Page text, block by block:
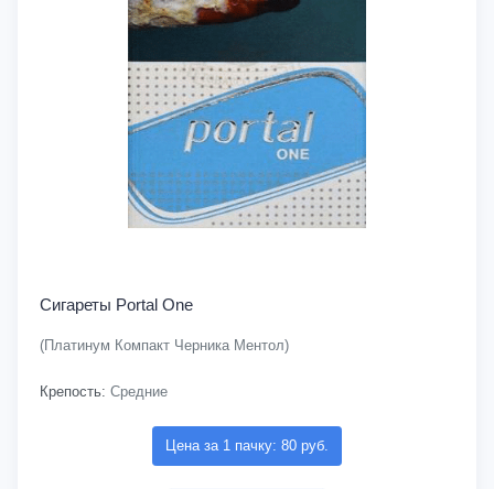
Сигареты Portal One
(Платинум Компакт Черника Ментол)
Крепость: Средние
Цена за 1 пачку: 80 руб.